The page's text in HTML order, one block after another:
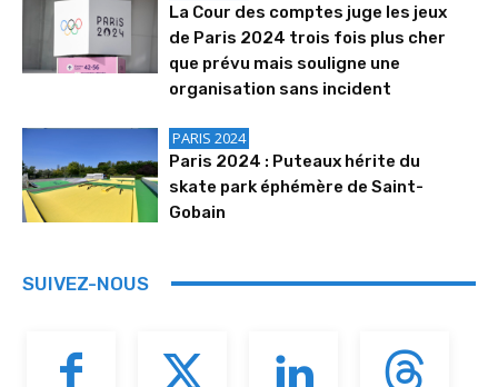
La Cour des comptes juge les jeux
de Paris 2024 trois fois plus cher
que prévu mais souligne une
organisation sans incident
PARIS 2024
Paris 2024 : Puteaux hérite du
skate park éphémère de Saint-
Gobain
SUIVEZ-NOUS